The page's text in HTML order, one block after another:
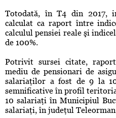
Totodată, în T4 din 2017,
calculat ca raport între
calculul pensiei reale şi
de 100%.
Potrivit sursei citate,
mediu de pensionari de
salariaţilor a fost de 9 la
semnificative în profil
10 salariaţi în Municipiul
salariaţi, în judeţul